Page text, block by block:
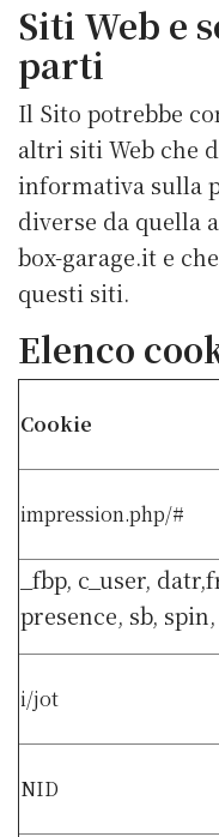
Siti Web e
parti
Il Sito potrebbe
altri siti Web che
informativa sulla
diverse da quella
box-garage.it e
questi siti.
Elenco
Cookie
impression.php/#
_fbp, c_user,
presence, sb,
i/jot
NID